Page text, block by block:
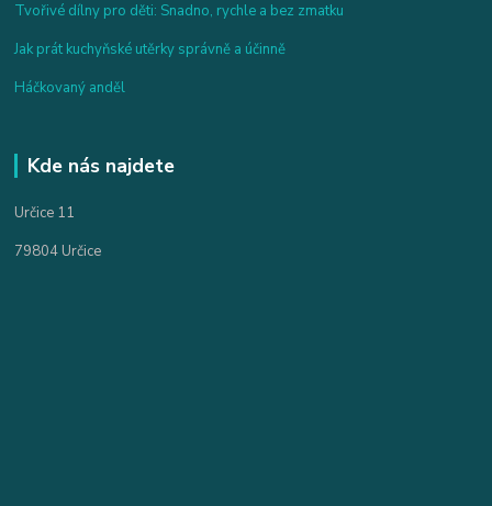
Tvořivé dílny pro děti: Snadno, rychle a bez zmatku
Jak prát kuchyňské utěrky správně a účinně
Háčkovaný anděl
Kde nás najdete
Určice 11
79804 Určice